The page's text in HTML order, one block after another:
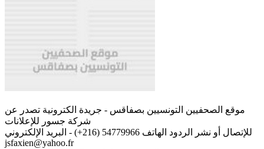
موقع الصحفيين التونسيين بصفاقس - جريدة الكترونية تصدر عن
شركة جسور للإعلانات
للإتصال أو نشر الردود الهاتف 54779966 (216+) - البريد الإلكتروني
jsfaxien@yahoo.fr